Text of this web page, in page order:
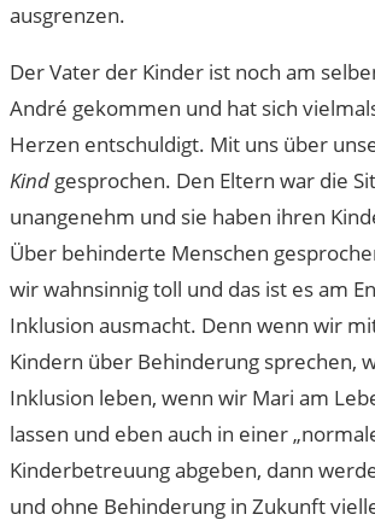
ausgrenzen.
Der Vater der Kinder ist noch am
André gekommen und hat sich
Herzen entschuldigt. Mit uns über
Kind gesprochen. Den Eltern war die
unangenehm und sie haben ihren
Über behinderte Menschen
wir wahnsinnig toll und das ist es am
Inklusion ausmacht. Denn wenn wir
Kindern über Behinderung sprechen,
Inklusion leben, wenn wir Mari am
lassen und eben auch in einer
Kinderbetreuung abgeben, dann
und ohne Behinderung in Zukunft